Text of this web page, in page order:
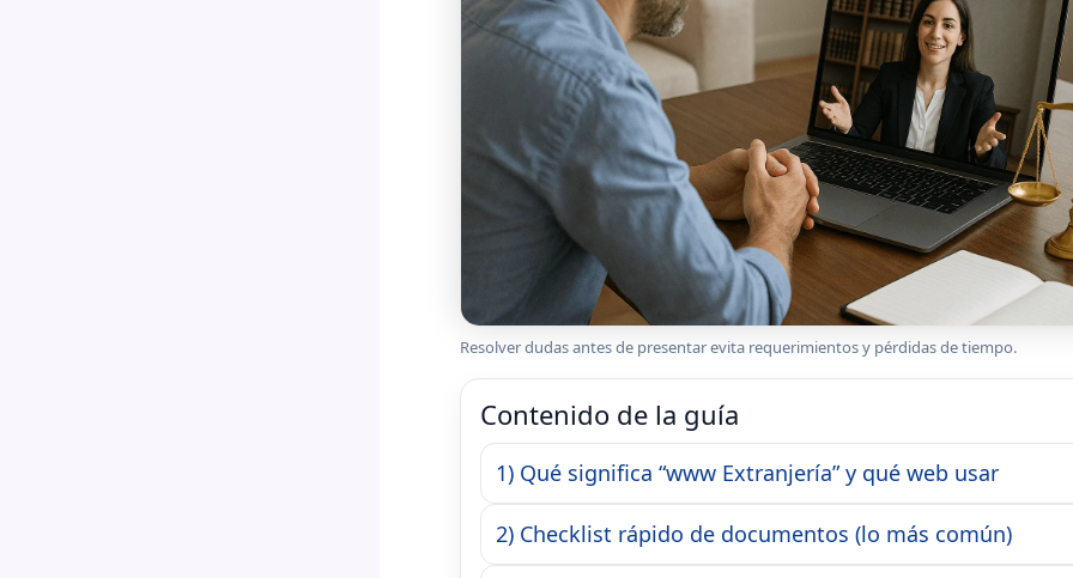
Resolver dudas antes de presentar evita requerimientos y pérdidas de tiempo.
Contenido de la guía
1) Qué significa “www Extranjería” y qué web usar
2) Checklist rápido de documentos (lo más común)